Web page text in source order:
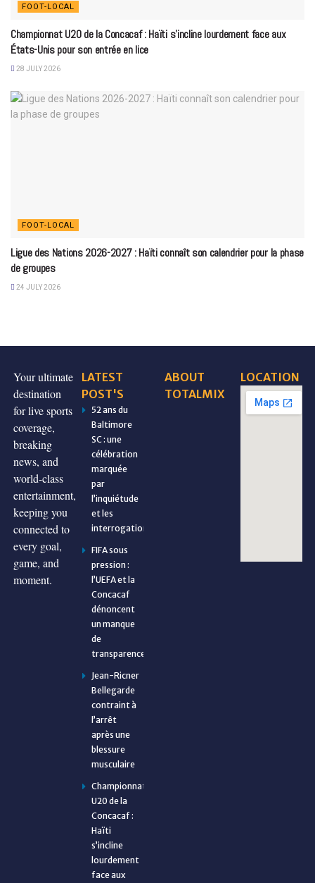
FOOT-LOCAL
Championnat U20 de la Concacaf : Haïti s’incline lourdement face aux
États-Unis pour son entrée en lice
28 JULY 2026
FOOT-LOCAL
Ligue des Nations 2026-2027 : Haïti connaît son calendrier pour la phase
de groupes
24 JULY 2026
Your ultimate
destination
for live sports
coverage,
breaking
news, and
world-class
entertainment,
keeping you
connected to
every goal,
game, and
moment.
LATEST
POST'S
52 ans du
Baltimore
SC : une
célébration
marquée
par
l’inquiétude
et les
interrogations
FIFA sous
pression :
l’UEFA et la
Concacaf
dénoncent
un manque
de
transparence
Jean-Ricner
Bellegarde
contraint à
l’arrêt
après une
blessure
musculaire
Championnat
U20 de la
Concacaf :
Haïti
s’incline
lourdement
face aux
ABOUT
TOTALMIX
LOCATION